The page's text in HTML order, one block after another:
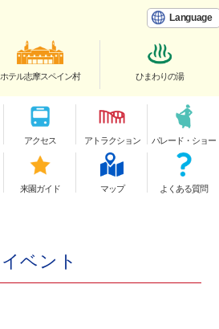
Language
ホテル志摩スペイン村 ひまわりの湯
アクセス アトラクション パレード・ショー
来園ガイド マップ よくある質問
イベント